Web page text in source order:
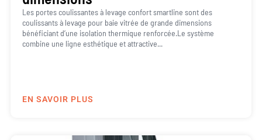
Les portes coulissantes à levage confort smartline sont des
coulissants à levage pour baie vitrée de grande dimensions
bénéficiant d’une isolation thermique renforcée.Le système
combine une ligne esthétique et attractive...
EN SAVOIR PLUS